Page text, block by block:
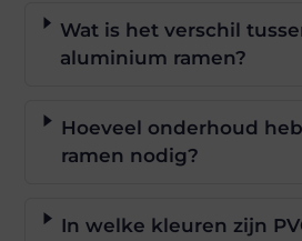
Wat is het verschil
aluminium ramen?
Hoeveel onderhoud
ramen nodig?
In welke kleuren zijn